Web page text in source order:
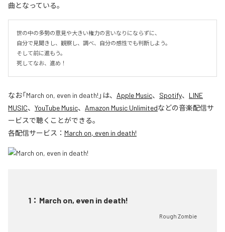
曲となっている。
世の中の多勢の意見や大きい権力の言いなりにならずに、
自分で見聞きし、観察し、調べ、自分の感性でも判断しよう。
そして前に進もう。
死してなお、進め！
なお「March on, even in death! 」は、 Apple Music、 Spotify、 LINE
MUSIC、 YouTube Music、 Amazon Music Unlimitedなどの音楽配信サ
ービスで聴くことができる。
各配信サービス： March on, even in death!
1 ： March on, even in death!
Rough Zombie